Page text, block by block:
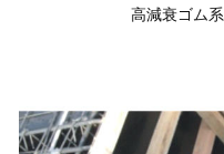
高減衰ゴム